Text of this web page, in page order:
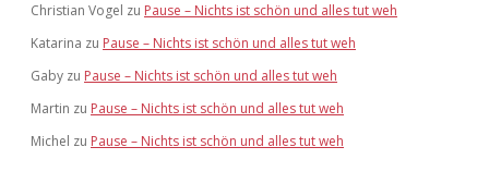
Christian Vogel zu Pause – Nichts ist schön und alles tut weh
Katarina zu Pause – Nichts ist schön und alles tut weh
Gaby zu Pause – Nichts ist schön und alles tut weh
Martin zu Pause – Nichts ist schön und alles tut weh
Michel zu Pause – Nichts ist schön und alles tut weh